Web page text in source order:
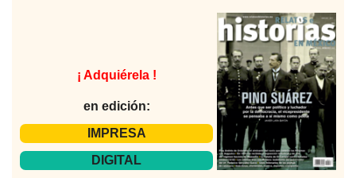
¡ Adquiérela !
en edición:
IMPRESA
DIGITAL